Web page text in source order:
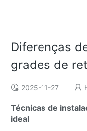
Diferenças
grades de
2025-11-27
Técnicas de
ideal